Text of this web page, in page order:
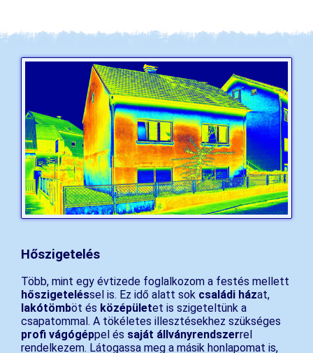
Hőszigetelés
Több, mint egy évtizede foglalkozom a festés mellett
hőszigeteléssel is. Ez idő alatt sok családi házat,
lakótömböt és középületet is szigeteltünk a
csapatommal. A tökéletes illesztésekhez szükséges
profi vágógéppel és saját állványrendszerrel
rendelkezem. Látogassa meg a másik honlapomat is,